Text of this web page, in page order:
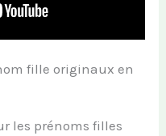
fille originaux en
les prénoms filles